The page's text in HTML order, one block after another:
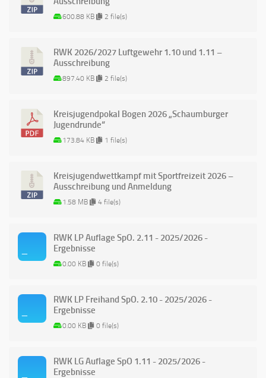
600.88 KB 2 file(s)
RWK 2026/2027 Luftgewehr 1.10 und 1.11 –
Ausschreibung
897.40 KB 2 file(s)
Kreisjugendpokal Bogen 2026 „Schaumburger
Jugendrunde“
173.84 KB 1 file(s)
Kreisjugendwettkampf mit Sportfreizeit 2026 –
Ausschreibung und Anmeldung
1.58 MB 4 file(s)
RWK LP Auflage SpO. 2.11 - 2025/2026 -
Ergebnisse
0.00 KB 0 file(s)
RWK LP Freihand SpO. 2.10 - 2025/2026 -
Ergebnisse
0.00 KB 0 file(s)
RWK LG Auflage SpO 1.11 - 2025/2026 -
Ergebnisse